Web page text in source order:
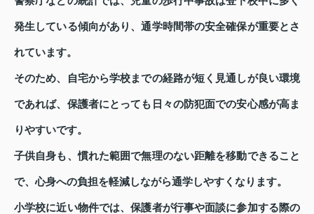
発生している傾向があり、通学時間帯の安全確保が重要とさ
れています。
そのため、自宅から学校までの経路が短く見通しが良い環境
であれば、保護者にとっても日々の防犯面での安心感が高ま
りやすいです。
子供自身も、慣れた範囲で無理のない距離を移動できること
で、心身への負担を軽減しながら通学しやすくなります。
小学校に近い物件では、保護者が行事や面談に参加する際の